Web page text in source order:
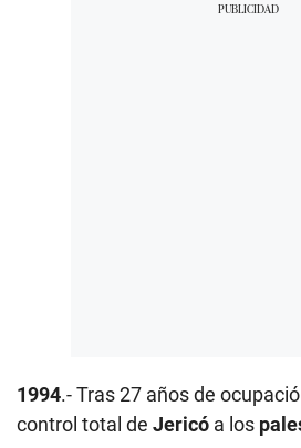
1994.- Tras 27 años de
control total de Jericó a los